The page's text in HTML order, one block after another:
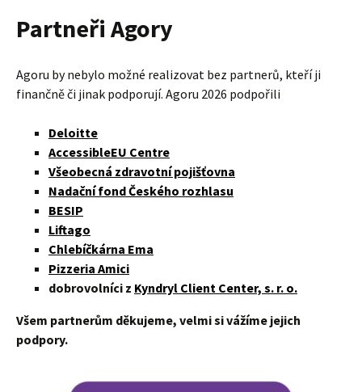
Partneři Agory
Agoru by nebylo možné realizovat bez partnerů, kteří ji
finančně či jinak podporují. Agoru 2026 podpořili
Deloitte
AccessibleEU Centre
Všeobecná zdravotní pojišťovna
Nadační fond Českého rozhlasu
BESIP
Liftago
Chlebíčkárna Ema
Pizzeria Amici
dobrovolníci z Kyndryl Client Center, s. r. o.
Všem partnerům děkujeme, velmi si vážíme jejich
podpory.